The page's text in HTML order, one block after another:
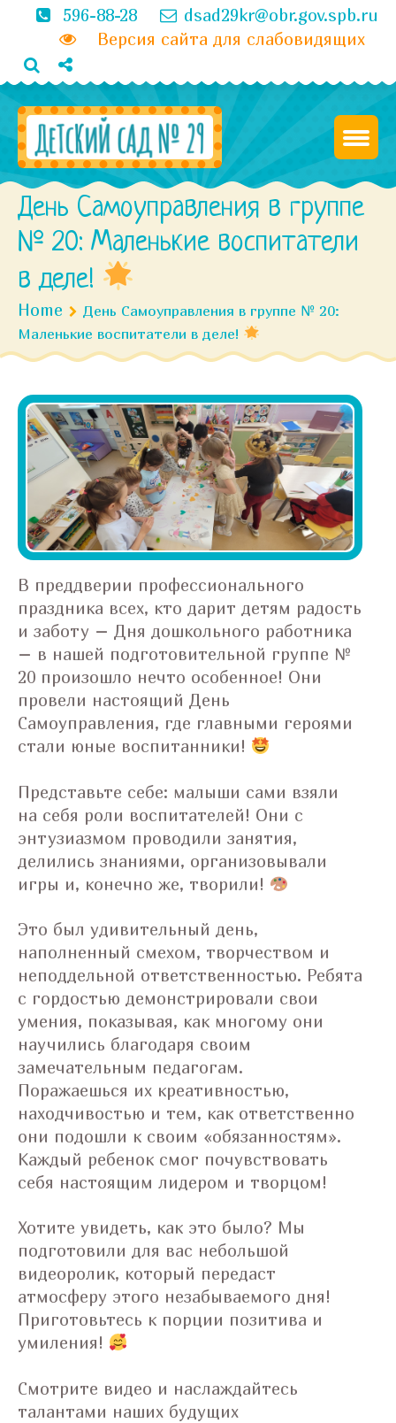
596-88-28
dsad29kr@obr.gov.spb.ru
Версия сайта для слабовидящих
День Самоуправления в группе
№ 20: Маленькие воспитатели
в деле!
Home
День Самоуправления в группе № 20:
Маленькие воспитатели в деле!
В преддверии профессионального
праздника всех, кто дарит детям радость
и заботу – Дня дошкольного работника
– в нашей подготовительной группе №
20 произошло нечто особенное! Они
провели настоящий День
Самоуправления, где главными героями
стали юные воспитанники!
Представьте себе: малыши сами взяли
на себя роли воспитателей! Они с
энтузиазмом проводили занятия,
делились знаниями, организовывали
игры и, конечно же, творили!
Это был удивительный день,
наполненный смехом, творчеством и
неподдельной ответственностью. Ребята
с гордостью демонстрировали свои
умения, показывая, как многому они
научились благодаря своим
замечательным педагогам.
Поражаешься их креативностью,
находчивостью и тем, как ответственно
они подошли к своим «обязанностям».
Каждый ребенок смог почувствовать
себя настоящим лидером и творцом!
Хотите увидеть, как это было? Мы
подготовили для вас небольшой
видеоролик, который передаст
атмосферу этого незабываемого дня!
Приготовьтесь к порции позитива и
умиления!
Смотрите видео и наслаждайтесь
талантами наших будущих